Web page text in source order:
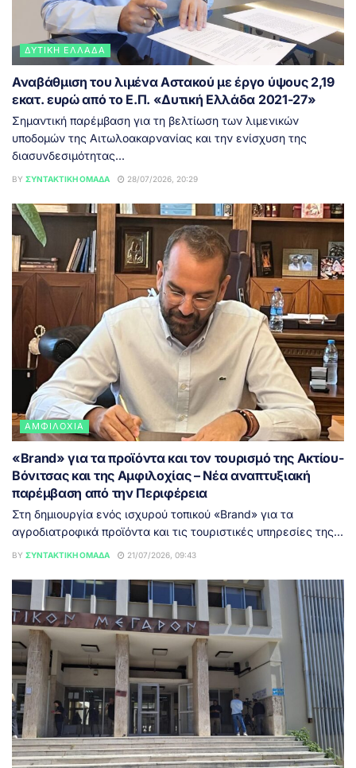
ΔΥΤΙΚΉ ΕΛΛΆΔΑ
Αναβάθμιση του λιμένα Αστακού με έργο ύψους 2,19
εκατ. ευρώ από το Ε.Π. «Δυτική Ελλάδα 2021-27»
Σημαντική παρέμβαση για τη βελτίωση των λιμενικών
υποδομών της Αιτωλοακαρνανίας και την ενίσχυση της
διασυνδεσιμότητας...
BY ΣΥΝΤΑΚΤΙΚΉ ΟΜΆΔΑ 28/07/2026, 20:29
ΑΜΦΙΛΟΧΊΑ
«Brand» για τα προϊόντα και τον τουρισμό της Ακτίου-
Βόνιτσας και της Αμφιλοχίας – Νέα αναπτυξιακή
παρέμβαση από την Περιφέρεια
Στη δημιουργία ενός ισχυρού τοπικού «Brand» για τα
αγροδιατροφικά προϊόντα και τις τουριστικές υπηρεσίες της...
BY ΣΥΝΤΑΚΤΙΚΉ ΟΜΆΔΑ 21/07/2026, 09:43